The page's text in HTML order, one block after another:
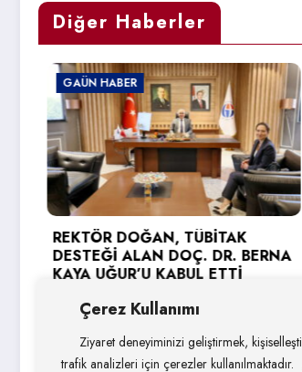
Çerez Kullanımı
Ziyaret deneyiminizi geliştirmek,
trafik analizleri için çerezler kullanılmaktadır.
Diğer Haberler
HABER
DOĞAN, TÜBİTAK
ALAN DOÇ. DR. BERNA
UĞUR’U KABUL ETTİ
4 Ağustos 2026